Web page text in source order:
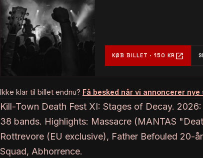
KØB BILLET · 150 KR open_in_new
Ikke klar til billet endnu? Få besked når vi annoncerer nye
Kill-Town Death Fest XI: Stages of Decay.
38 bands. Highlights: Massacre (MANTAS
Rottrevore (EU exclusive), Father Befouled 20-
Squad, Abhorrence.